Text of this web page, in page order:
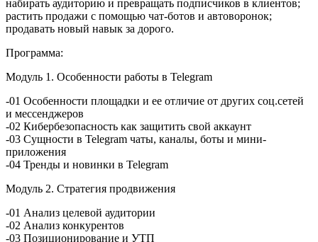
набирать аудиторию и превращать подписчиков в клиентов;
растить продажи с помощью чат-ботов и автоворонок;
продавать новый навык за дорого.
Программа:
Модуль 1. Особенности работы в Telegram
-01 Особенности площадки и ее отличие от других соц.сетей
и мессенджеров
-02 Кибербезопасность как защитить свой аккаунт
-03 Сущности в Telegram чаты, каналы, боты и мини-
приложения
-04 Тренды и новинки в Telegram
Модуль 2. Стратегия продвижения
-01 Анализ целевой аудитории
-02 Анализ конкурентов
-03 Позиционирование и УТП